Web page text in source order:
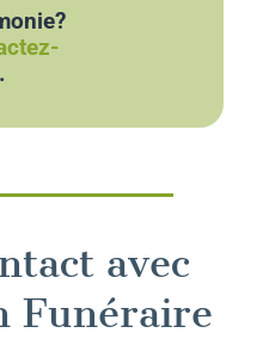
.
avec
Funéraire